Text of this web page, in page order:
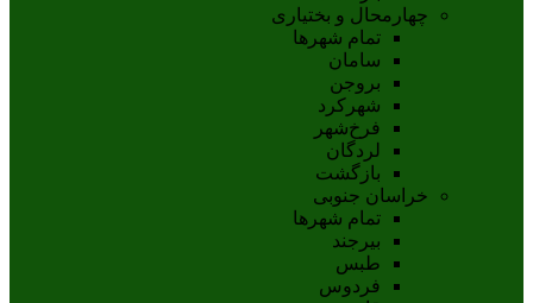
چهارمحال و بختیاری
تمام شهر‌ها
سامان
بروجن
شهرکرد
فرخ‌شهر
لردگان
بازگشت
خراسان جنوبی
تمام شهر‌ها
بيرجند
طبس
فردوس